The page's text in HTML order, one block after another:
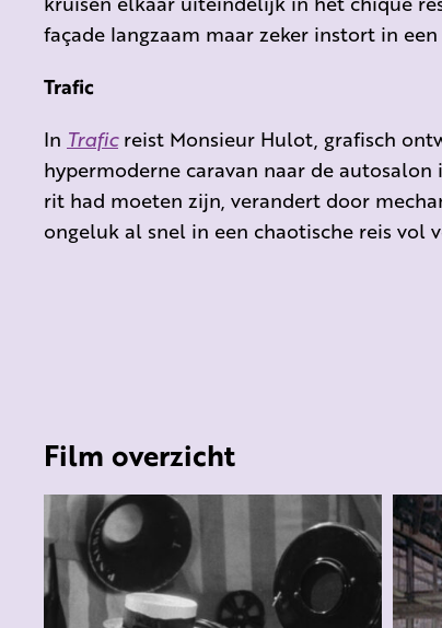
façade langzaam maar zeker instort in
Trafic
In Traficreist Monsieur Hulot, grafisch
hypermoderne caravan naar de
rit had moeten zijn, verandert door
ongeluk al snel in een chaotische reis vol
Film overzicht